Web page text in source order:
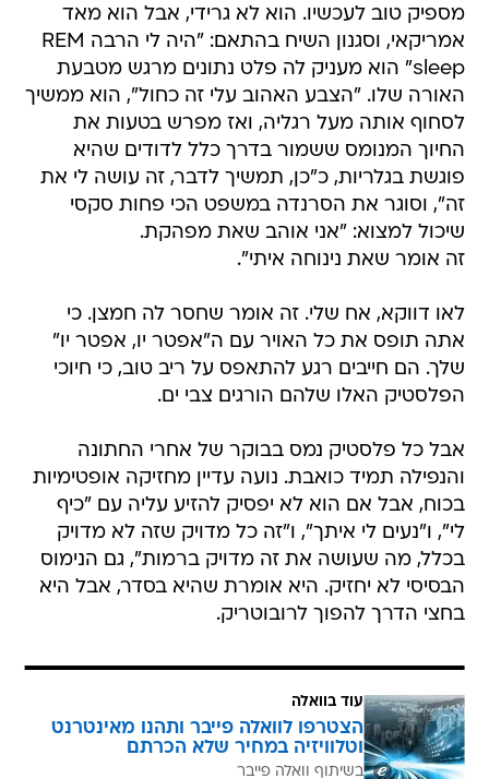
מספיק טוב לעכשיו. הוא לא גרידי, אבל הוא מאד
אמריקאי, וסגנון השיח בהתאם: "היה לי הרבה REM
sleep" הוא מעניק לה פלט נתונים מרגש מטבעת
האורה שלו. "הצבע האהוב עלי זה כחול", הוא ממשיך
לסחוף אותה מעל רגליה, ואז מפרש בטעות את
החיוך המנומס ששמור בדרך כלל לדודים שהיא
פוגשת בגלריות, כ"כן, תמשיך לדבר, זה עושה לי את
זה", וסוגר את הסרנדה במשפט הכי פחות סקסי
שיכול למצוא: "אני אוהב שאת מפהקת.
זה אומר שאת נינוחה איתי".
לאו דווקא, אח שלי. זה אומר שחסר לה חמצן. כי
אתה תופס את כל האויר עם ה"אפטר יו, אפטר יו"
שלך. הם חייבים רגע להתאפס על ריב טוב, כי חיוכי
הפלסטיק האלו שלהם הורגים צבי ים.
אבל כל פלסטיק נמס בבוקר של אחרי החתונה
והנפילה תמיד כואבת. נועה עדיין מחזיקה אופטימיות
בכוח, אבל אם הוא לא יפסיק להזיע עליה עם "כיף
לי", ו"נעים לי איתך", ו"זה כל מדויק שזה לא מדויק
בכלל, מה שעושה את זה מדויק ברמות", גם הנימוס
הבסיסי לא יחזיק. היא אומרת שהיא בסדר, אבל היא
בחצי הדרך להפוך לרובוטריק.
עוד בוואלה
הצטרפו לוואלה פייבר ותהנו מאינטרנט
וטלוויזיה במחיר שלא הכרתם
בשיתוף וואלה פייבר